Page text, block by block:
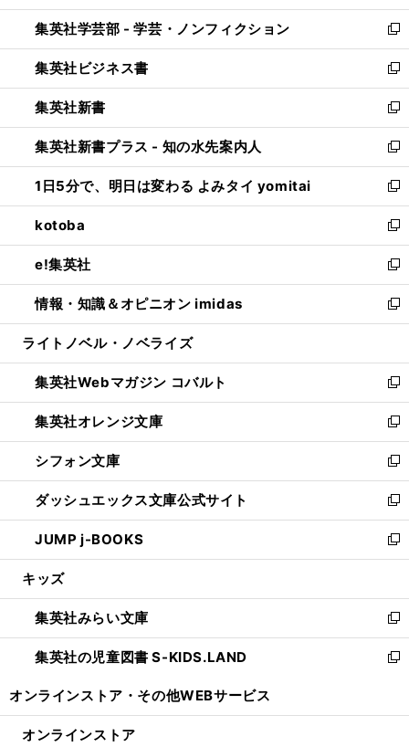
開
く
ウ
で
開
く
ン
ド
ウ
で
開
く
ウ
ィ
ン
ド
ウ
で
開
く
集英社学芸部 - 学芸・ノンフィクション
新
し
い
ウ
ィ
ン
ド
ウ
で
開
く
集英社ビジネス書
新
し
い
ウ
ィ
ン
ド
ウ
で
開
く
集英社新書
新
し
い
ウ
ィ
ン
ド
ウ
で
開
く
集英社新書プラス - 知の水先案内人
新
し
い
ウ
ィ
ン
ド
ウ
で
開
1日5分で、明日は変わる よみタイ yomitai
新
し
い
ウ
ィ
ン
ド
ウ
開
く
kotoba
新
し
い
ウ
ィ
ン
ウ
で
開
く
e!集英社
新
し
い
ウ
ン
ド
ウ
で
開
く
情報・知識＆オピニオン imidas
新
し
ウ
ィ
ン
ド
ウ
で
開
く
ライトノベル・ノベライズ
集英社Webマガジン コバルト
新
し
い
ウ
ィ
ン
ド
ウ
で
開
集英社オレンジ文庫
新
し
い
ウ
ィ
ン
ド
ウ
開
く
シフォン文庫
新
し
い
ウ
ィ
ン
ウ
で
開
く
ダッシュエックス文庫公式サイト
新
し
い
ウ
ン
ド
ウ
で
JUMP j-BOOKS
新
し
ウ
ィ
ン
ド
開
キッズ
集英社みらい文庫
新
し
い
ン
集英社の児童図書 S-KIDS.LAND
新
ウ
オンラインストア・ その他WEBサービス
オンラインストア